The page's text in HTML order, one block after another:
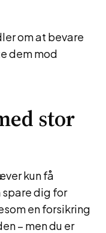
om at bevare
dem mod
stor
kun få
dig for
en forsikring
– men du er